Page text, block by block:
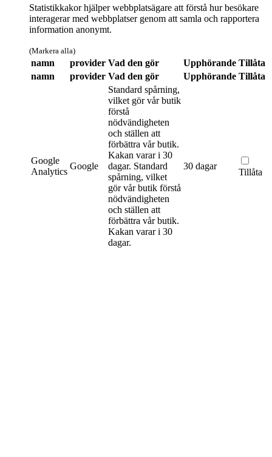
Statistikkakor hjälper webbplatsägare att förstå hur besökare
interagerar med webbplatser genom att samla och rapportera
information anonymt.
(Markera alla)
namn provider Vad den gör Upphörande Tillåta
namn
provider Vad den gör Upphörande Tillåta
Google
Analytics
Google
Standard spårning,
vilket gör vår butik
förstå
nödvändigheten
och ställen att
förbättra vår butik.
Kakan varar i 30
dagar. Standard
spårning, vilket
gör vår butik förstå
nödvändigheten
och ställen att
förbättra vår butik.
Kakan varar i 30
dagar.
30 dagar
Tillåta